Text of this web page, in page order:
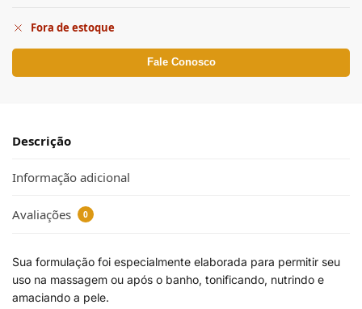
Fora de estoque
Fale Conosco
Descrição
Informação adicional
Avaliações 0
Sua formulação foi especialmente elaborada para permitir seu
uso na massagem ou após o banho, tonificando, nutrindo e
amaciando a pele.